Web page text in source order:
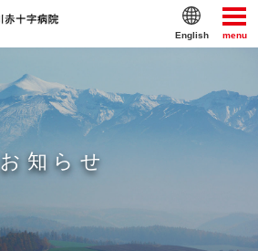
menu
English
お知らせ